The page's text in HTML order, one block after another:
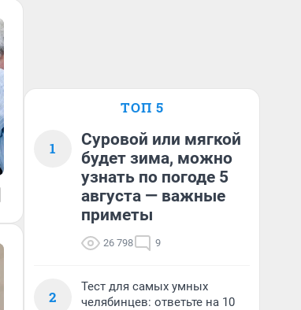
ТОП 5
1
Суровой или мягкой
будет зима, можно
узнать по погоде 5
августа — важные
приметы
26 798 9
2
Тест для самых умных
челябинцев: ответьте на 10